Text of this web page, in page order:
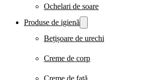
Ochelari de soare
Produse de igienă
Bețișoare de urechi
Creme de corp
Creme de față